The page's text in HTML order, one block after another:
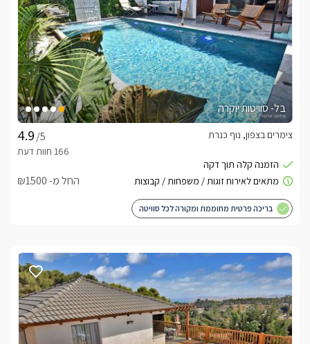
בל- סוויטות יוקרה
/5
צימרים בצפון, נוף כנרת
החל מ- ₪1500
בריכה פרטית מחוממת ומקורה לכל סוויטה